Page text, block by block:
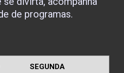
de programas.
SEGUNDA